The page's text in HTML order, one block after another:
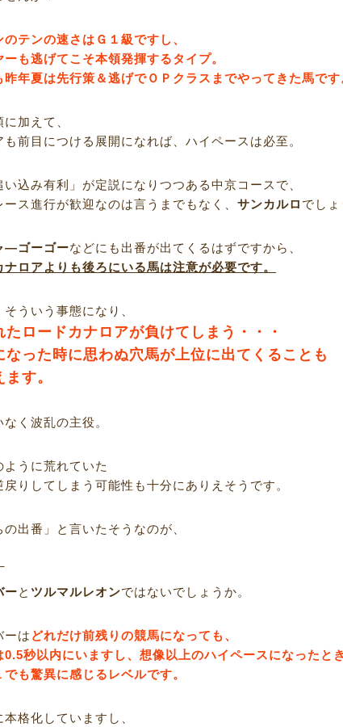
テンの速さはＧ１級ですし、
も逃げてこそ本領発揮するタイプ。
昨年夏は先行策＆逃げでＯＰクラスまでやってきた馬です
加えて、
も前目につける展開になれば、ハイペースは必至。
い込み有利」が定説になりつつある中京コースで、
ース進行が歓迎なのは言うまでもなく、サンカルロ でし
―ゴーゴーなどにも出番が出てくるはずですから、
ロアよりも後ろにいる馬は注意が必要です。
ういう事態になり、
たロードカナロアが負けてしまう・・・
なった時に思わぬ穴馬が上位に出てくることも
す。
く波乱の主役。
うに荒れていた
りしてしまう可能性も十分にありえそうです。
の出番」と言いたそうなのが、
ーと ツルマルレオンではないでしょうか。
ーは どれだけ前残りの競馬になっても、
0.5秒以内にいますし、想像以上のハイペースになったと
も驚異に感じるレベルです。
格化していますし、